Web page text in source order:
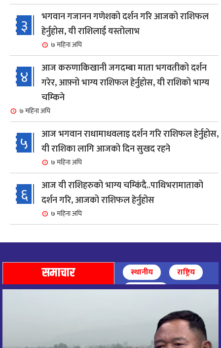
३
भगवान गजानन गणेशको दर्शन गरि आजको राशिफल
हेर्नुहोस, यी राशिलाई यस्तोलाभ
७ महिना अघि
४
आज करुणाकिखानी जगदम्बा माता भगवतीको दर्शन
गरेर, आफ़्नो भाग्य राशिफल हेर्नुहोस, यी राशिको भाग्य
चम्किने
७ महिना अघि
५
आज भगवान राधामाधवलाइ दर्शन गरि राशिफल हेर्नुहोस,
यी राशिका लागि आजको दिन सुखद रहने
७ महिना अघि
६
आज यी राशिहरुको भाग्य चम्किंदै..पाथिभरामाताको
दर्शन गरि, आजको राशिफल हेर्नुहोस
७ महिना अघि
७
८ महिना अघि
८
आज पाथिभारा माताको दर्शन गरि, दिनको सुरुवात गर्दै,
आज माताभगवती जगज्जननी पाथिभरादेवीको दर्शन गरि
समाचार स्थानीय
राष्ट्रिय
अन्तर्राष्ट्रिय